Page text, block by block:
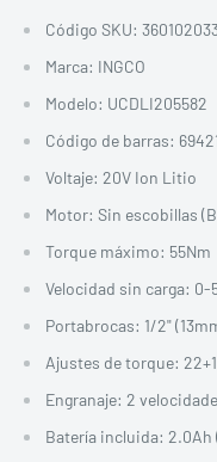
Código SKU:
Marca: INGCO
Modelo: UCDLI205582
Código de barras:
Voltaje: 20V Ion Litio
Motor: Sin escobillas
Torque máximo: 55Nm
Velocidad sin carga: 0-
Portabrocas: 1/2"
Ajustes de torque:
Engranaje: 2
Batería incluida: 2.0Ah